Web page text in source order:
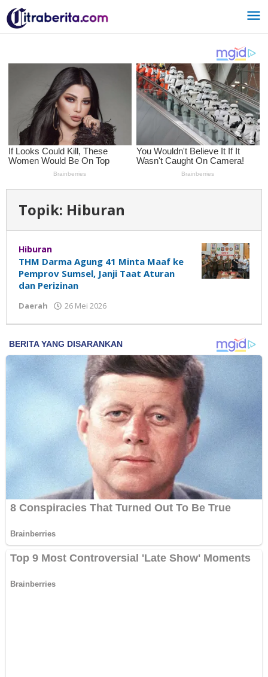
Lewati
ke
konten
Topik: Hiburan
Hiburan
THM Darma Agung 41 Minta Maaf ke
Pemprov Sumsel, Janji Taat Aturan
dan Perizinan
Daerah 26 Mei 2026